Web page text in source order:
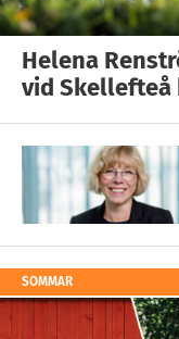
Helena
vid Skellefteå
SOMMAR